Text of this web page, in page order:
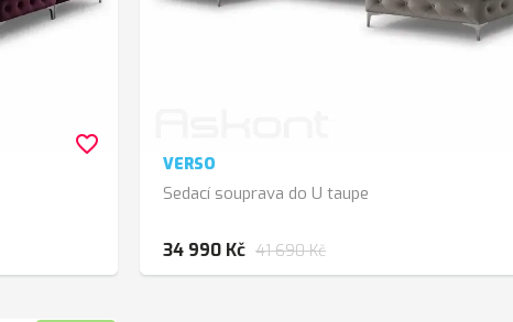
favorite_border
VERSO
Sedací souprava do U taupe
34 990 Kč 41 690 Kč